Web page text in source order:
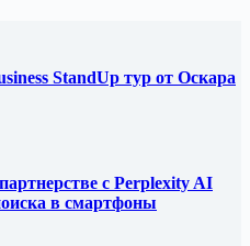
StandUp тур от Оскара
с Perplexity AI
в смартфоны